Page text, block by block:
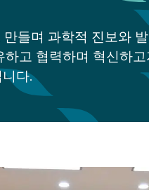
들며 과학적 진보와
고 협력하며 혁신하
다.